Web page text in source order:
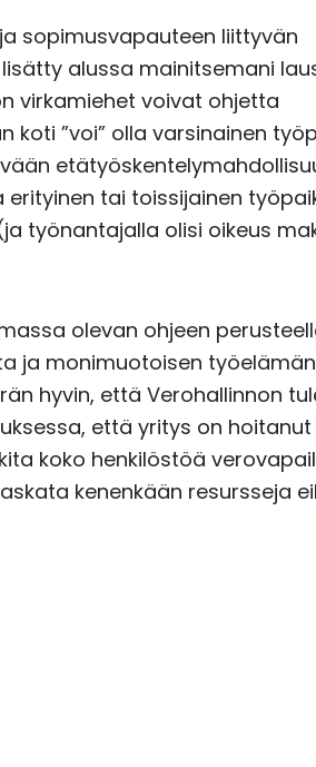
sopimusvapauteen liittyvän
alussa mainitsemani
virkamiehet voivat ohjetta
”voi” olla varsinainen
tai toissijainen
työnantajalla olisi oikeus
olevan ohjeen
ja monimuotoisen työelämän
hyvin, että Verohallinnon
että yritys on hoitanut
koko henkilöstöä
kenenkään resursseja